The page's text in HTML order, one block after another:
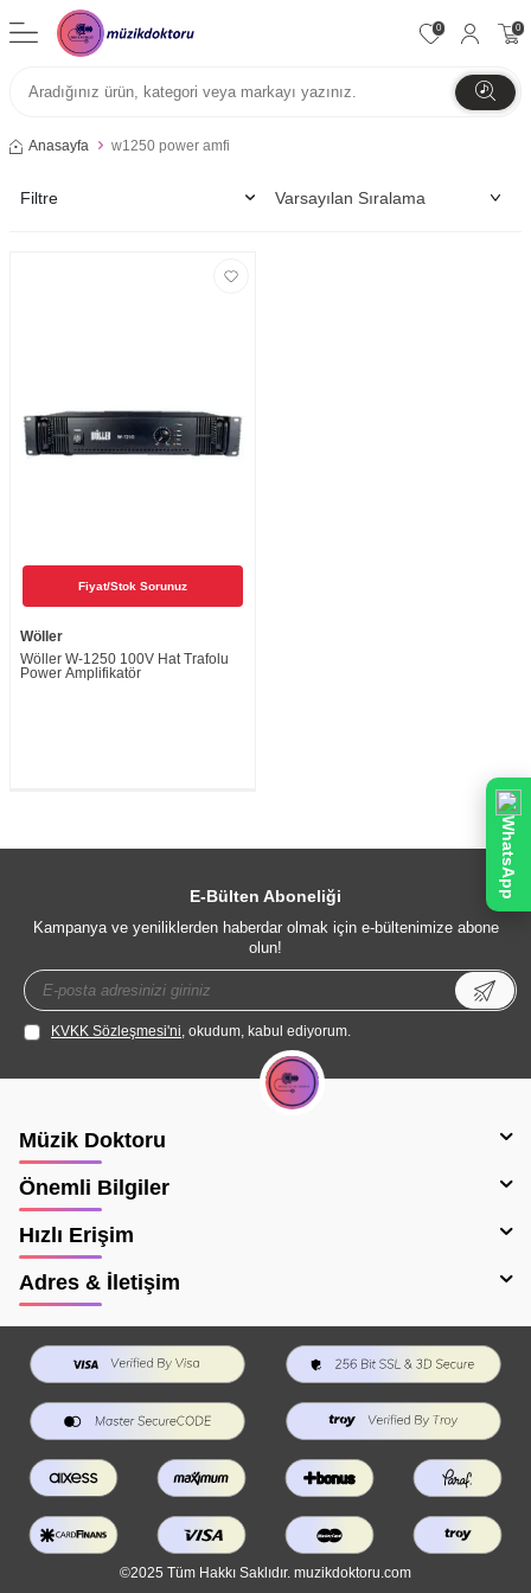
0 0
Anasayfa w1250 power amfi
Filtre
Fiyat/Stok Sorunuz
Wöller
Wöller W-1250 100V Hat Trafolu
Power Amplifikatör
E-Bülten Aboneliği
Kampanya ve yeniliklerden haberdar olmak için e-bültenimize abone
olun!
KVKK Sözleşmesi'ni, okudum, kabul ediyorum.
Müzik Doktoru
Önemli Bilgiler
Hızlı Erişim
Adres & İletişim
©2025 Tüm Hakkı Saklıdır. muzikdoktoru.com
WhatsApp